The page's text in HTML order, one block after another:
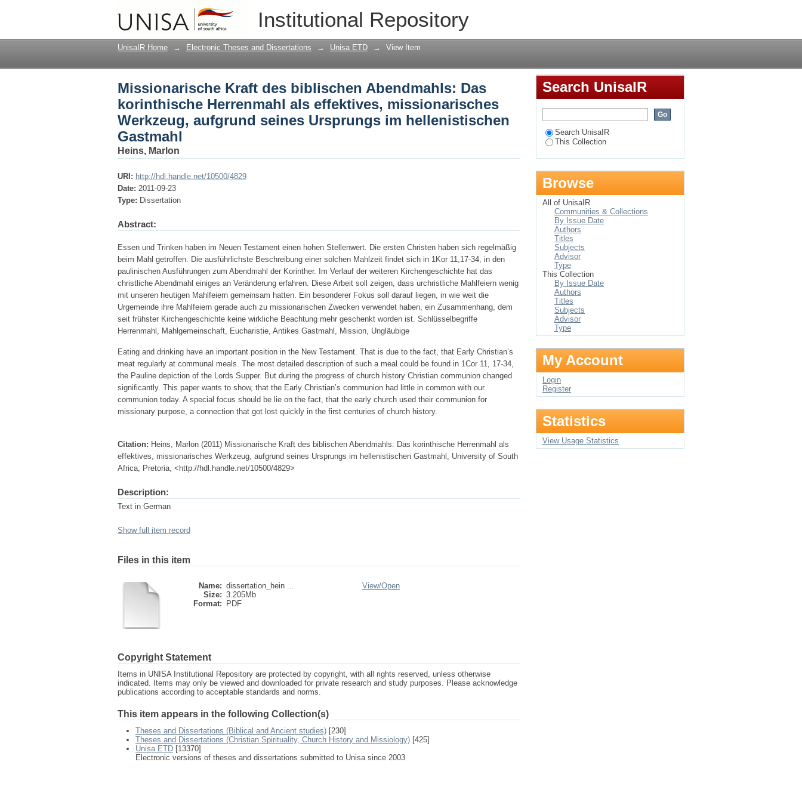
Institutional Repository
Missionarische Kraft des biblischen Abendmahls: Das korinthische Herrenmahl als
effektives, missionarisches Werkzeug, aufgrund seines Ursprungs im
hellenistischen Gastmahl
UnisaIR Home → Electronic Theses and Dissertations → Unisa ETD → View Item
Missionarische Kraft des biblischen Abendmahls: Das
korinthische Herrenmahl als effektives, missionarisches
Werkzeug, aufgrund seines Ursprungs im hellenistischen
Gastmahl
Heins, Marlon
URI: http://hdl.handle.net/10500/4829
Date: 2011-09-23
Type: Dissertation
Abstract:
Essen und Trinken haben im Neuen Testament einen hohen Stellenwert. Die ersten Christen haben sich regelmäßig
beim Mahl getroffen. Die ausführlichste Beschreibung einer solchen Mahlzeit findet sich in 1Kor 11,17-34, in den
paulinischen Ausführungen zum Abendmahl der Korinther. Im Verlauf der weiteren Kirchengeschichte hat das
christliche Abendmahl einiges an Veränderung erfahren. Diese Arbeit soll zeigen, dass urchristliche Mahlfeiern wenig
mit unseren heutigen Mahlfeiern gemeinsam hatten. Ein besonderer Fokus soll darauf liegen, in wie weit die
Urgemeinde ihre Mahlfeiern gerade auch zu missionarischen Zwecken verwendet haben, ein Zusammenhang, dem
seit frühster Kirchengeschichte keine wirkliche Beachtung mehr geschenkt worden ist. Schlüsselbegriffe
Herrenmahl, Mahlgemeinschaft, Eucharistie, Antikes Gastmahl, Mission, Ungläubige
Eating and drinking have an important position in the New Testament. That is due to the fact, that Early Christian’s
meat regularly at communal meals. The most detailed description of such a meal could be found in 1Cor 11, 17-34,
the Pauline depiction of the Lords Supper. But during the progress of church history Christian communion changed
significantly. This paper wants to show, that the Early Christian’s communion had little in common with our
communion today. A special focus should be lie on the fact, that the early church used their communion for
missionary purpose, a connection that got lost quickly in the first centuries of church history.
Citation: Heins, Marlon (2011) Missionarische Kraft des biblischen Abendmahls: Das korinthische Herrenmahl als
effektives, missionarisches Werkzeug, aufgrund seines Ursprungs im hellenistischen Gastmahl, University of South
Africa, Pretoria, <http://hdl.handle.net/10500/4829>
Description:
Text in German
Show full item record
Files in this item
Name: dissertation_hein ...
Size: 3.205Mb
Format:
PDF
View/Open
Copyright Statement
Items in UNISA Institutional Repository are protected by copyright, with all rights reserved, unless otherwise
indicated. Items may only be viewed and downloaded for private research and study purposes. Please acknowledge
publications according to acceptable standards and norms.
This item appears in the following Collection(s)
Theses and Dissertations (Biblical and Ancient studies) [230]
Theses and Dissertations (Christian Spirituality, Church History and Missiology) [425]
Unisa ETD [13370]
Electronic versions of theses and dissertations submitted to Unisa since 2003
Search UnisaIR
Search UnisaIR
This Collection
Browse
All of UnisaIR
Communities & Collections
By Issue Date
Authors
Titles
Subjects
Advisor
Type
This Collection
By Issue Date
Authors
Titles
Subjects
Advisor
Type
My Account
Login
Register
Statistics
View Usage Statistics